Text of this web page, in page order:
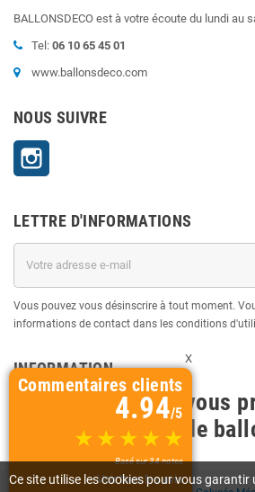
BALLONSDECO est à votre écoute du lundi au
Tel: 06 10 65 45 01
www.ballonsdeco.com
NOUS SUIVRE
LETTRE D'INFORMATIONS
Vous pouvez vous désinscrire à tout moment.
informations de contact dans les conditions
INFORMATION
BallonsDeco vous
grand choix de
X
Commentaires clients
4.94/5
Basé sur 34 notes
Voir tous les avis
Ce site utilise les cookies pour vous garantir